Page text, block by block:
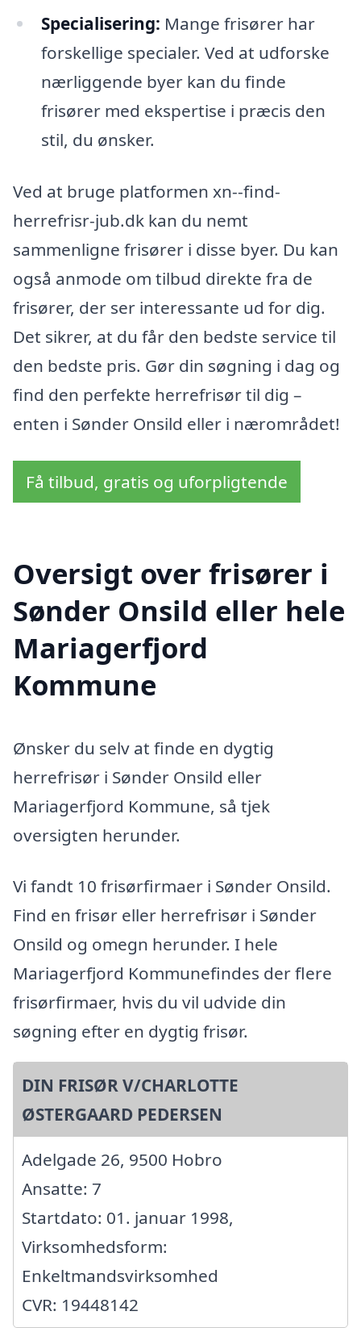
Specialisering: Mange frisører har
forskellige specialer. Ved at udforske
nærliggende byer kan du finde
frisører med ekspertise i præcis den
stil, du ønsker.
Ved at bruge platformen xn--find-
herrefrisr-jub.dk kan du nemt
sammenligne frisører i disse byer. Du kan
også anmode om tilbud direkte fra de
frisører, der ser interessante ud for dig.
Det sikrer, at du får den bedste service til
den bedste pris. Gør din søgning i dag og
find den perfekte herrefrisør til dig –
enten i Sønder Onsild eller i nærområdet!
Få tilbud, gratis og uforpligtende
Oversigt over frisører i
Sønder Onsild eller hele
Mariagerfjord
Kommune
Ønsker du selv at finde en dygtig
herrefrisør i Sønder Onsild eller
Mariagerfjord Kommune, så tjek
oversigten herunder.
Vi fandt 10 frisørfirmaer i Sønder Onsild.
Find en frisør eller herrefrisør i Sønder
Onsild og omegn herunder. I hele
Mariagerfjord Kommunefindes der flere
frisørfirmaer, hvis du vil udvide din
søgning efter en dygtig frisør.
DIN FRISØR V/CHARLOTTE
ØSTERGAARD PEDERSEN
Adelgade 26, 9500 Hobro
Ansatte: 7
Startdato: 01. januar 1998,
Virksomhedsform:
Enkeltmandsvirksomhed
CVR: 19448142